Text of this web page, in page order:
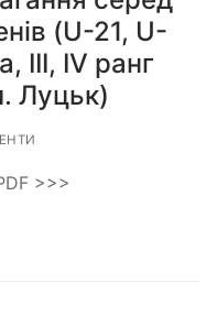
(U-21, U-
ІІІ, IV ранг
Луцьк)
>>>